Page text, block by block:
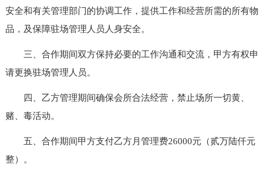
安全和有关管理部门的协调工作，提供工作和经营所需的所有物
品，及保障驻场管理人员人身安全。
三、合作期间双方保持必要的工作沟通和交流，甲方有权申
请更换驻场管理人员。
四、乙方管理期间确保会所合法经营，禁止场所一切黄、
赌、毒活动。
五、合作期间甲方支付乙方月管理费26000元（贰万陆仟元
整）。